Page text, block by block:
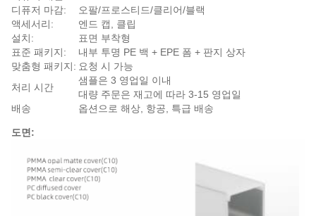
디퓨저 마감:
오팔/프로스티드/클리어/블랙
액세서리:
엔드 캡, 클립
설치:
표면 부착형
표준 패키지:
내부 투명 PE 백 + EPE 폼 + 판지 상자
맞춤형 패키지: 요청 시 가능
처리 시간
샘플은 3 영업일 이내
대량 주문은 재고에 따라 3-15 영업일
배송
옵션으로 해상, 항공, 특급 배송
도면: